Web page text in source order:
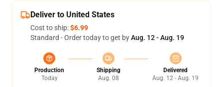
Deliver to United States
Cost to ship:$6.99
Standard - Order today to get byAug. 12 - Aug. 19
Production
Today
Shipping
Aug. 08
Delivered
Aug. 12 - Aug. 19